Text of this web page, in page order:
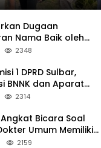
Dugaan
Nama Baik oleh
ke Propam Polda
2348
1 DPRD Sulbar,
BNNK dan Aparat
Tekan
2314
Bicara Soal
Umum Memiliki
Operasi Caesar
2159